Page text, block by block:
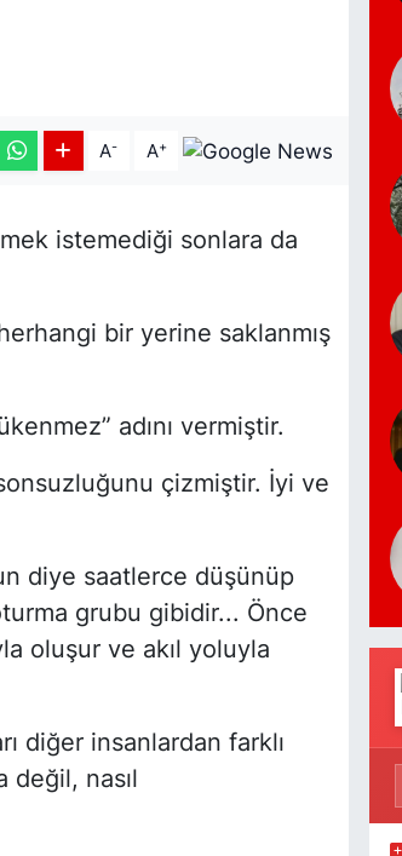
A- A+
istemediği sonlara da
bir yerine saklanmış
adını vermiştir.
çizmiştir. İyi ve
diye saatlerce düşünüp
grubu gibidir... Önce
oluşur ve akıl yoluyla
diğer insanlardan farklı
değil, nasıl